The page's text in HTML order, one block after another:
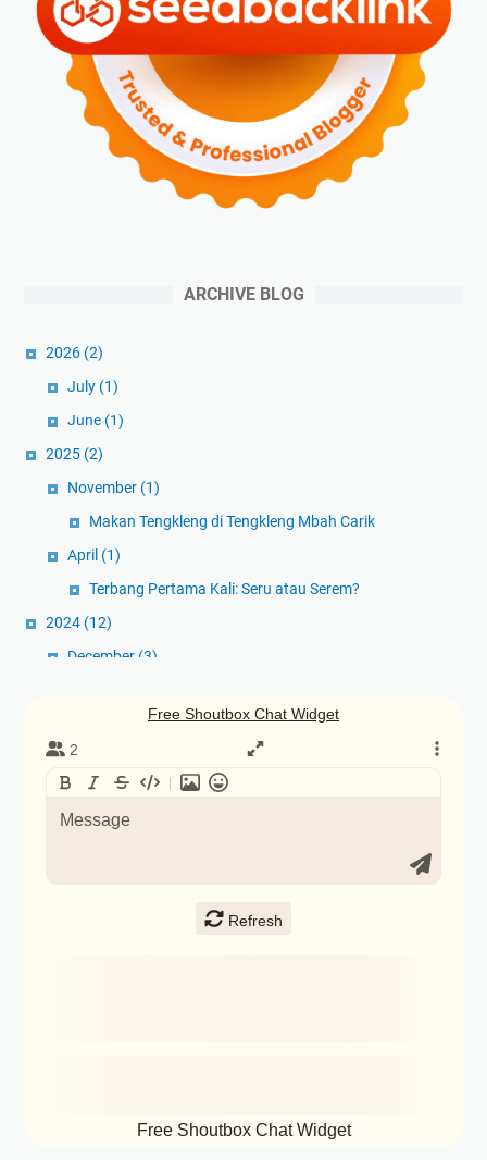
ARCHIVE BLOG
2026 (2)
July (1)
June (1)
2025 (2)
November (1)
Makan Tengkleng di Tengkleng Mbah Carik
April (1)
Terbang Pertama Kali: Seru atau Serem?
2024 (12)
December (3)
June
April
(1)
January(1)
Free Shoutbox Chat Widget